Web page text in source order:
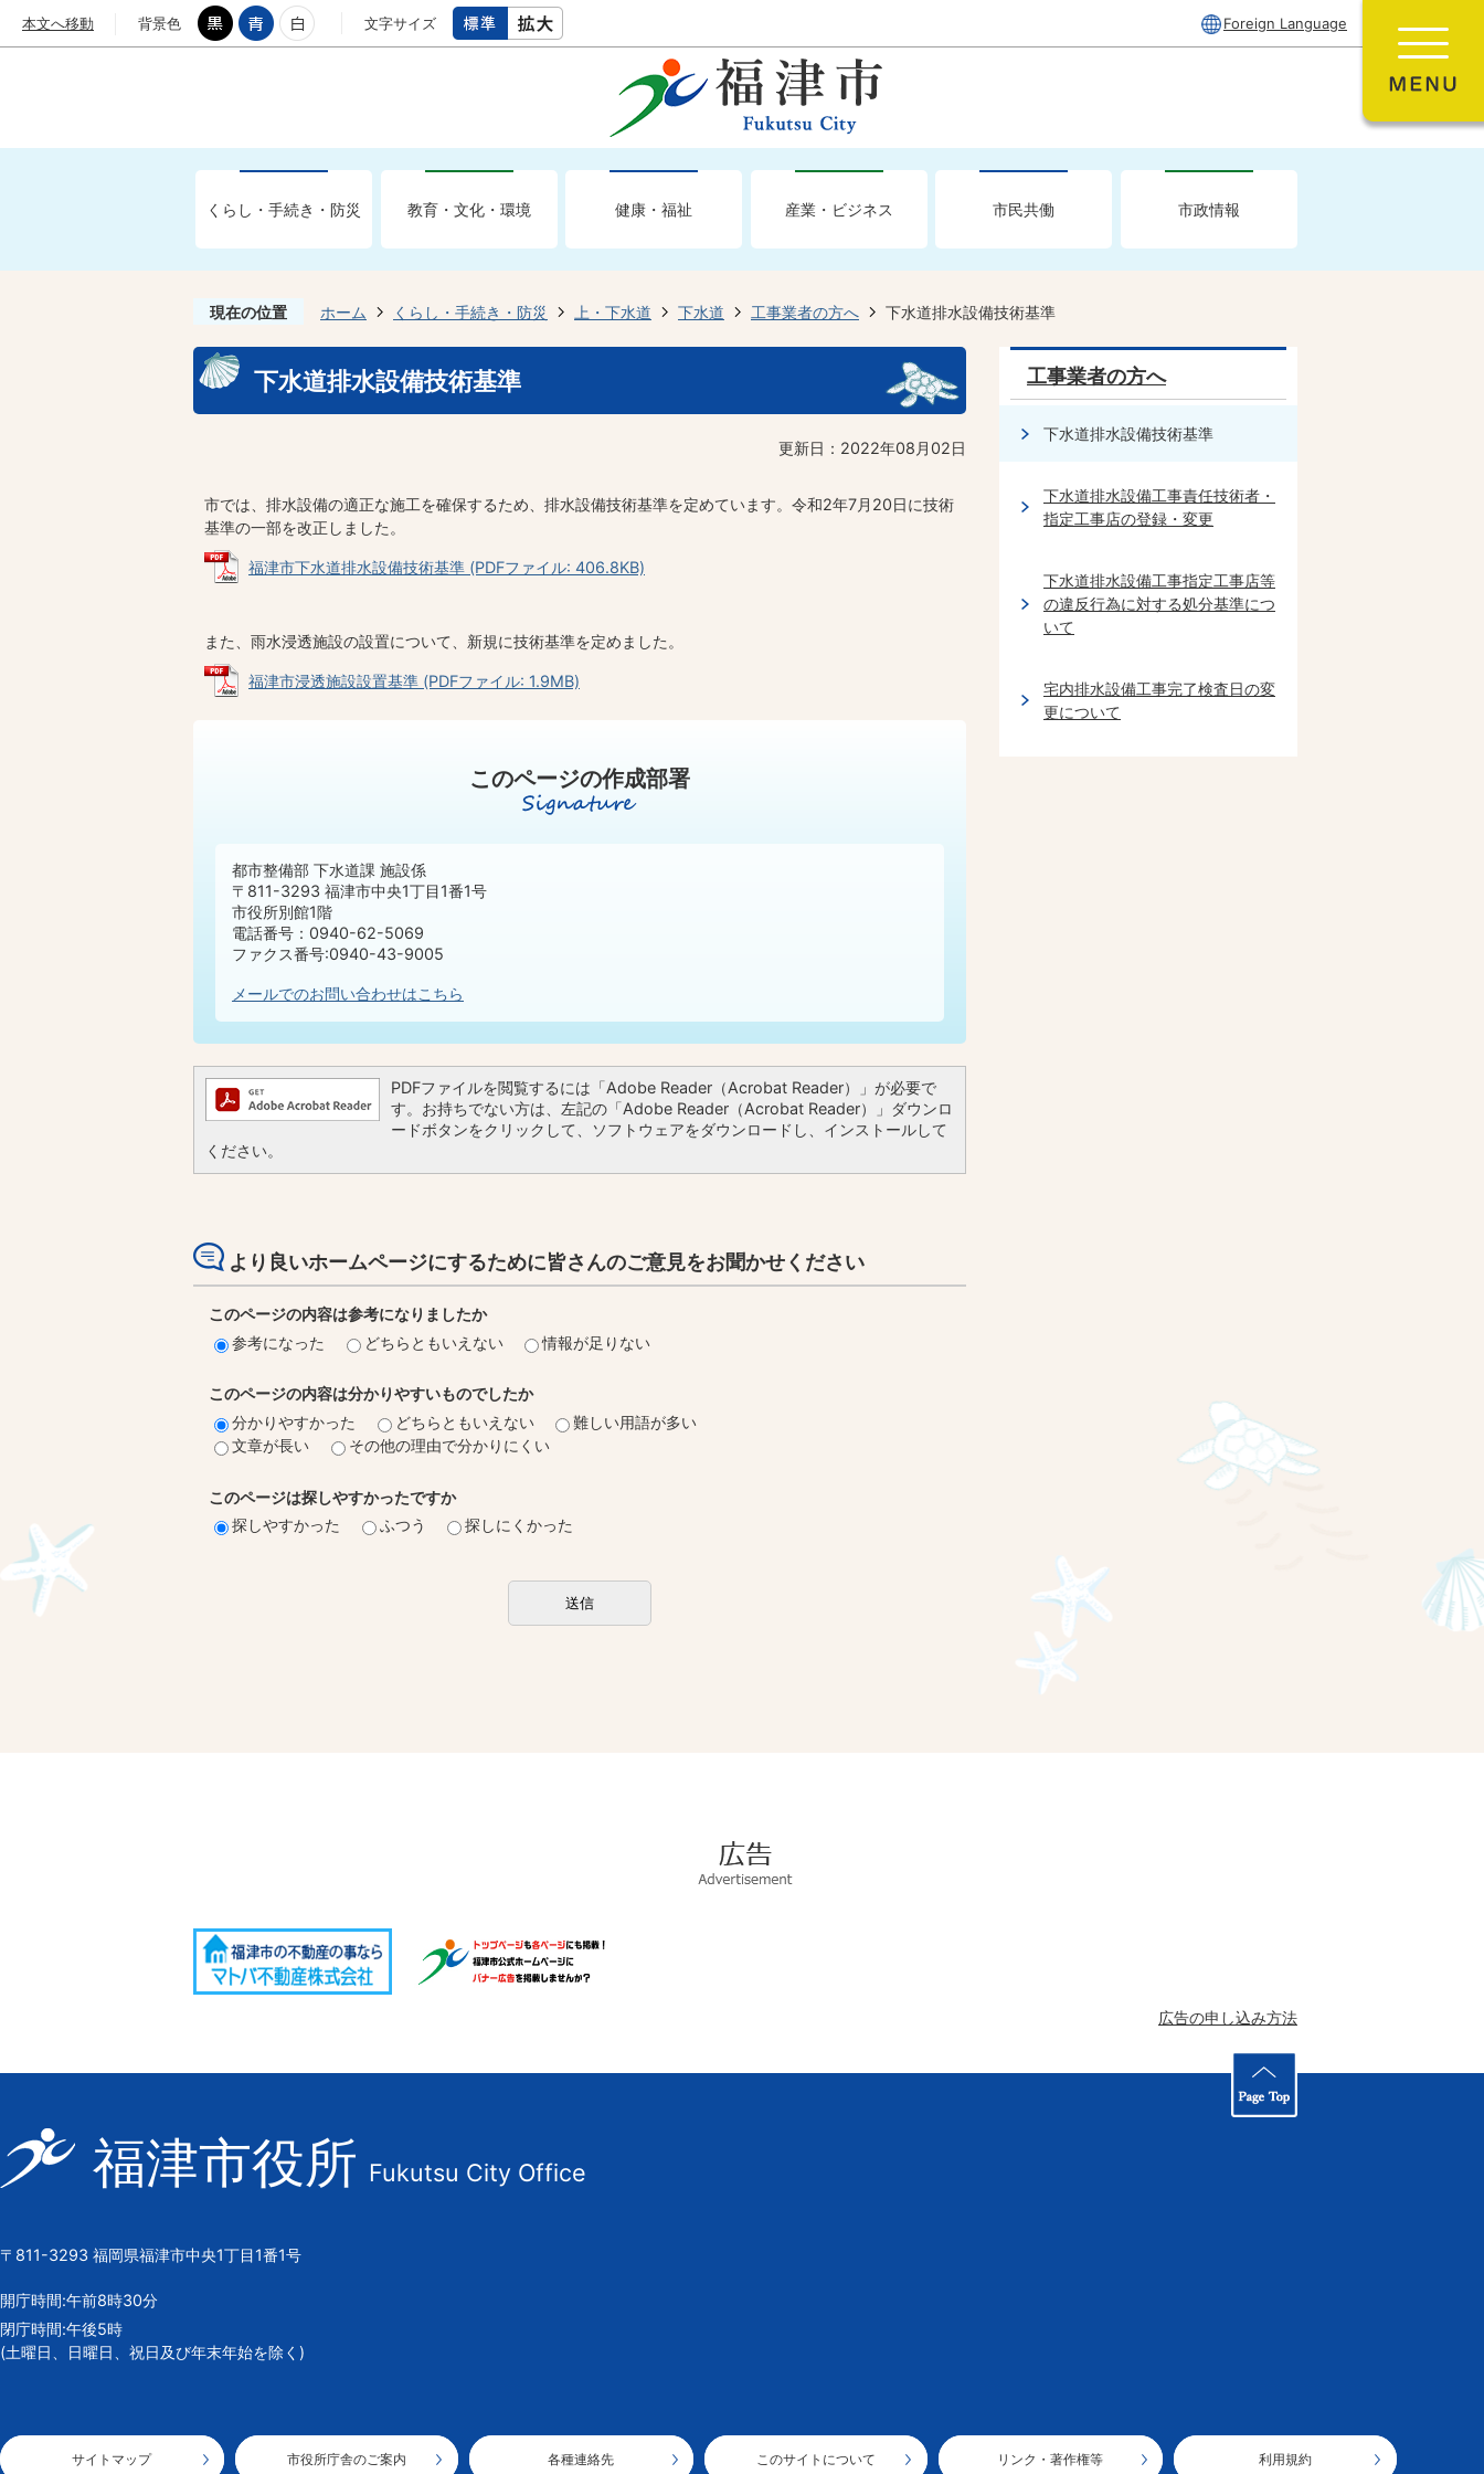
本文へ移動 背景色 文字サイズ Foreign Language
くらし・手続き・防災 教育・文化・環境 健康・福祉 産業・ビジネス 市民共働 市政情報
現在の位置 ホーム くらし・手続き・防災 上・下水道 下水道 工事業者の方へ 下水道排水設備技術基準
下水道排水設備技術基準
更新日：2022年08月02日
市では、排水設備の適正な施工を確保するため、排水設備技術基準を定めています。令和2年7月20日に技術
基準の一部を改正しました。
福津市下水道排水設備技術基準 (PDFファイル: 406.8KB)
また、雨水浸透施設の設置について、新規に技術基準を定めました。
福津市浸透施設設置基準 (PDFファイル: 1.9MB)
このページの作成部署
都市整備部 下水道課 施設係
〒811-3293 福津市中央1丁目1番1号
市役所別館1階
電話番号：0940-62-5069
ファクス番号:0940-43-9005
メールでのお問い合わせはこちら
PDFファイルを閲覧するには「Adobe Reader（Acrobat Reader）」が必要で
す。お持ちでない方は、左記の「Adobe Reader（Acrobat Reader）」ダウンロ
ードボタンをクリックして、ソフトウェアをダウンロードし、インストールして
ください。
より良いホームページにするために皆さんのご意見をお聞かせください
このページの内容は参考になりましたか
参考になった
どちらともいえない 情報が足りない
このページの内容は分かりやすいものでしたか
分かりやすかった
どちらともいえない
難しい用語が多い
文章が長い
その他の理由で分かりにくい
このページは探しやすかったですか
探しやすかった
ふつう 探しにくかった
工事業者の方へ
下水道排水設備技術基準
下水道排水設備工事責任技術者・
指定工事店の登録・変更
下水道排水設備工事指定工事店等
の違反行為に対する処分基準につ
いて
宅内排水設備工事完了検査日の変
更について
告
広告の申し込み方法
福
津
市
章
福津市役所 Fukutsu City Office
〒811-3293 福岡県福津市中央1丁目1番1号
開庁時間:午前8時30分
閉庁時間:午後5時
(土曜日、日曜日、祝日及び年末年始を除く)
サイトマップ 市役所庁舎のご案内 各種連絡先 このサイトについて リンク・著作権等 利用規約